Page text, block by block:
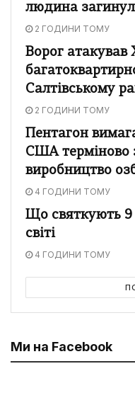
людина
2 ГОДИНИ ТОМУ
Ворог атакував
Салтівському
2 ГОДИНИ ТОМУ
Пентагон
США терміново
виробництво
4 ГОДИНИ ТОМУ
Що святкують 9
світі
4 ГОДИНИ ТОМУ
Ми на Facebook